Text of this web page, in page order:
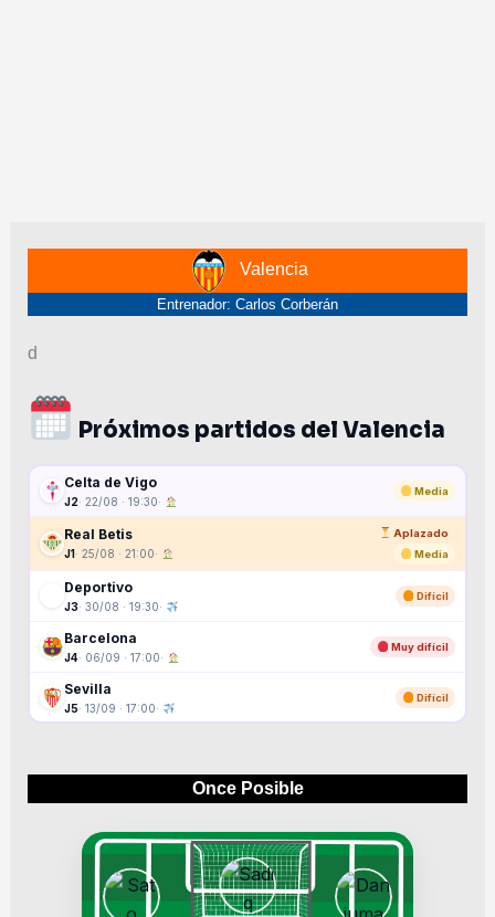
Valencia
Entrenador: Carlos Corberán
d
Próximos partidos del Valencia
Celta de Vigo
J2· 22/08 · 19:30·
Media
Real Betis
J1 · 25/08 · 21:00·
Aplazado
Media
Deportivo
J3· 30/08 · 19:30·
Difícil
Barcelona
J4· 06/09 · 17:00·
Muy difícil
Sevilla
J5· 13/09 · 17:00·
Difícil
Once Posible